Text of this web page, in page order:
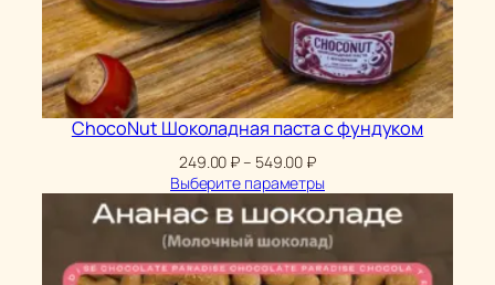
ChocoNut Шоколадная паста с фундуком
249.00 ₽– 549.00 ₽Диапазон
цен:
249.00 ₽
–
549.00 ₽
Выберите параметры